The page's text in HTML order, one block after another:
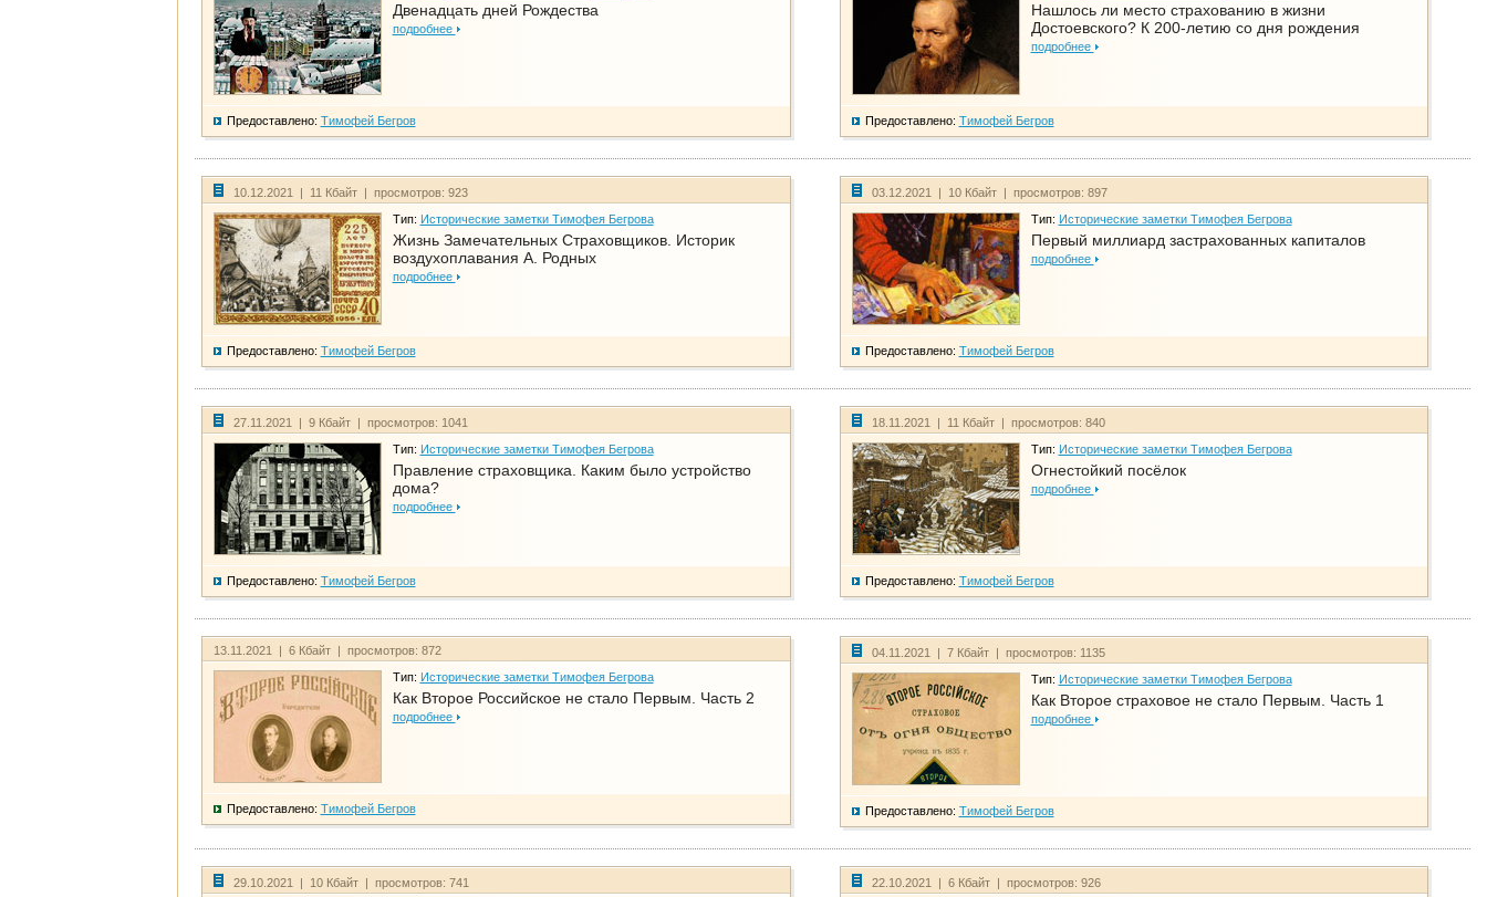
Двенадцать дней Рождества
подробнее
Предоставлено: Тимофей Бегров
Нашлось ли место страхованию в жизни
Достоевского? К 200-летию со дня рождения
подробнее
Предоставлено: Тимофей Бегров
10.12.2021 | 11 Кбайт | просмотров: 923
Тип: Исторические заметки Тимофея Бегрова
Жизнь Замечательных Страховщиков. Историк
воздухоплавания А. Родных
подробнее
Предоставлено: Тимофей Бегров
03.12.2021 | 10 Кбайт | просмотров: 897
Тип: Исторические заметки Тимофея Бегрова
Первый миллиард застрахованных капиталов
подробнее
Предоставлено: Тимофей Бегров
27.11.2021 | 9 Кбайт | просмотров: 1041
Тип: Исторические заметки Тимофея Бегрова
Правление страховщика. Каким было устройство
дома?
подробнее
Предоставлено: Тимофей Бегров
18.11.2021 | 11 Кбайт | просмотров: 840
Тип: Исторические заметки Тимофея Бегрова
Огнестойкий посёлок
подробнее
Предоставлено: Тимофей Бегров
13.11.2021 | 6 Кбайт | просмотров: 872
Тип: Исторические заметки Тимофея Бегрова
Как Второе Российское не стало Первым. Часть 2
подробнее
Предоставлено: Тимофей Бегров
04.11.2021 | 7 Кбайт | просмотров: 1135
Тип: Исторические заметки Тимофея Бегрова
Как Второе страховое не стало Первым. Часть 1
подробнее
Предоставлено: Тимофей Бегров
29.10.2021 | 10 Кбайт | просмотров: 741 22.10.2021 | 6 Кбайт | просмотров: 926